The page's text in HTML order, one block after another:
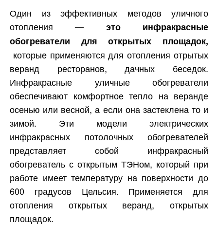
Один из эффективных методов уличного
отопления — это инфракрасные
обогреватели для открытых площадок,
которые применяются для отопления отрытых
веранд ресторанов, дачных беседок.
Инфракрасные уличные обогреватели
обеспечивают комфортное тепло на веранде
осенью или весной, а если она застеклена то и
зимой. Эти модели электрических
инфракрасных потолочных обогревателей
представляет собой инфракрасный
обогреватель с открытым ТЭНом, который при
работе имеет температуру на поверхности до
600 градусов Цельсия. Применяется для
отопления открытых веранд, открытых
площадок.